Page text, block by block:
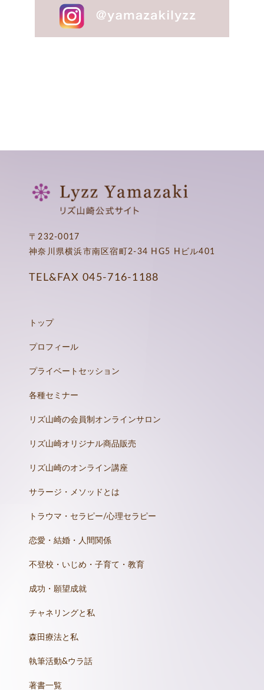
〒232-0017
神奈川県横浜市南区宿町2-34 HG5 Hビル401
TEL&FAX045-716-1188
トップ
プロフィール
プライベートセッション
各種セミナー
リズ山崎の会員制オンラインサロン
リズ山崎オリジナル商品販売
リズ山崎のオンライン講座
サラージ・メソッドとは
トラウマ・セラピー/心理セラピー
恋愛・結婚・人間関係
不登校・いじめ・子育て・教育
成功・願望成就
チャネリングと私
森田療法と私
執筆活動&ウラ話
著書一覧